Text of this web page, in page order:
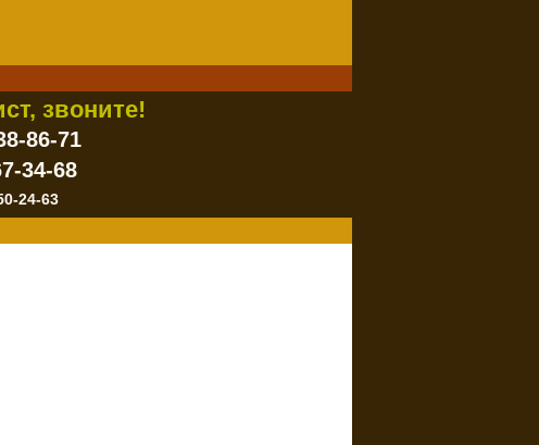
звоните!
86-71
34-68
24-63